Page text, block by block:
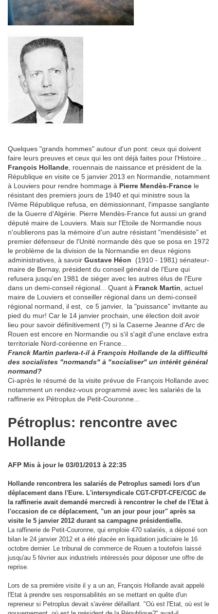
Quelques "grands hommes" autour d'un pont: ceux qui doivent
faire leurs preuves et ceux qui les ont déjà faites pour l'Histoire...
François Hollande , rouennais de naissance et président de la
République en visite ce 5 janvier 2013 en Normandie, notamment
à Louviers pour rendre hommage à Pierre Mendès-France le
résistant des premiers jours de 1940 et qui ministre sous la
IVème République refusa, en démissionnant, l'impasse sanglante
de la Guerre d'Algérie. Pierre Mendès-France fut aussi un grand
député maire de Louviers. Mais sur l'Etoile de Normandie nous
n'oublierons pas la mémoire d'un autre résistant "mendésiste" et
premier défenseur de l'Unité normande dès que se posa en 1972
le problème de la division de la Normandie en deux régions
administratives, à savoir Gustave Héon
(1910 - 1981) sénateur-
maire de Bernay, président du conseil général de l'Eure qui
refusera jusqu'en 1981 de siéger avec les autres élus de l'Eure
dans un demi-conseil régional... Quant à Franck Martin , actuel
maire de Louviers et conseiller régional dans un demi-conseil
régional normand, il est, ce 5 janvier, la "puissance" invitante au
pied du mur! Car le 14 janvier prochain, une élection doit avoir
lieu pour savoir définitivement (?) si la Caserne Jeanne d'Arc de
Rouen est encore en Normandie ou s'il s'agit d'une enclave extra
territoriale Nord-coréenne en France...
Franck Martin parlera-t-il à François Hollande de la difficulté
des socialistes "normands" à "socialiser" un intérêt général
normand?
Ci-après le résumé de la visite prévue de François Hollande avec
notamment un rendez-vous programmé avec les salariés de la
raffinerie ex Pétroplus de Petit-Couronne...
Pétroplus: rencontre avec
Hollande
AFP Mis à jour le 03/01/2013 à 22:35
Hollande rencontrera les salariés de Petroplus samedi lors d'un
déplacement dans l'Eure. L'intersyndicale CGT-CFDT-CFE/CGC de
la raffinerie avait demandé mercredi à rencontrer le chef de l'Etat à
l'occasion de ce déplacement, "un an jour pour jour" après sa
visite le 5 janvier 2012 durant sa campagne présidentielle.
La raffinerie de Petit-Couronne, qui emploie 470 salariés, a déposé son
bilan le 24 janvier 2012 et a été placée en liquidation judiciaire le 16
octobre dernier. Le tribunal de commerce de Rouen a toutefois laissé
jusqu'au 5 février aux industriels intéressés pour déposer une offre de
reprise.
Lors de sa première visite il y a un an, François Hollande avait appelé
l'Etat à prendre ses responsabilités en se mettant en quête d'un
repreneur si Petroplus devait s'avérer défaillant. "Où est l'Etat, où est le